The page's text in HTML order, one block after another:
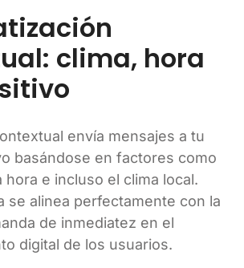
clima, hora
envía mensajes a tu
basándose en factores como
hora e incluso el clima local.
se alinea perfectamente con la
de inmediatez en el
digital de los usuarios.